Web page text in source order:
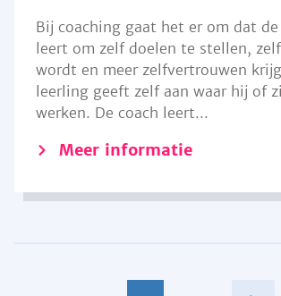
Bij coaching gaat het er om dat
leert om zelf doelen te stellen,
wordt en meer zelfvertrouwen
leerling geeft zelf aan waar hij of
werken. De coach leert...
Meer informatie